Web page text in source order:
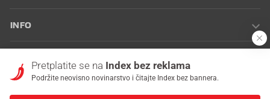
INFO
korištenja
Postavke kolačića
Pretplatite se na Index bez reklama
Podržite neovisno novinarstvo i čitajte Index bez bannera.